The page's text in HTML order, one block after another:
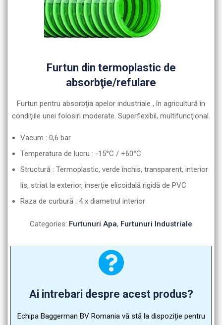
Furtun din termoplastic de
absorbţie/refulare
Furtun pentru absorbţia apelor industriale , în agricultură în
condiţiile unei folosiri moderate. Superflexibil, multifuncţional.
Vacum : 0,6 bar
Temperatura de lucru : -15°C / +60°C
Structură : Termoplastic, verde închis, transparent, interior
lis, striat la exterior, inserţie elicoidală rigidă de PVC
Raza de curbură : 4 x diametrul interior
Categories: Furtunuri Apa, Furtunuri Industriale
Ai intrebari despre acest produs?
Echipa Baggerman BV Romania vă stă la dispoziție pentru